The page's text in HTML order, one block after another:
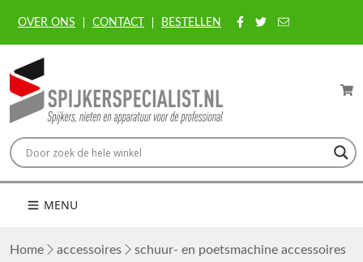
OVER ONS CONTACT BESTELLEN
MENU
Home accessoires
schuur- en poetsmachine accessoires